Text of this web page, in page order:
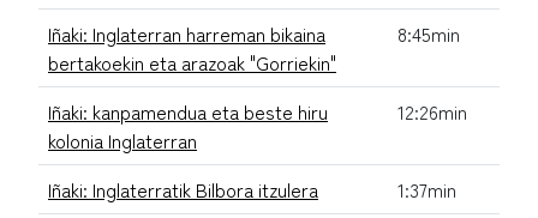
Iñaki: Inglaterran harreman bikaina
bertakoekin eta arazoak "Gorriekin"
8:45min
Iñaki: kanpamendua eta beste hiru
kolonia Inglaterran
12:26min
Iñaki: Inglaterratik Bilbora itzulera
1:37min